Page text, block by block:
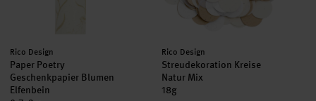
Hersteller:
Rico Design
Paper Poetry
Geschenkpapier Blumen
Elfenbein
Hersteller:
Rico Design
Streudekoration Kreise
Natur Mix
18g